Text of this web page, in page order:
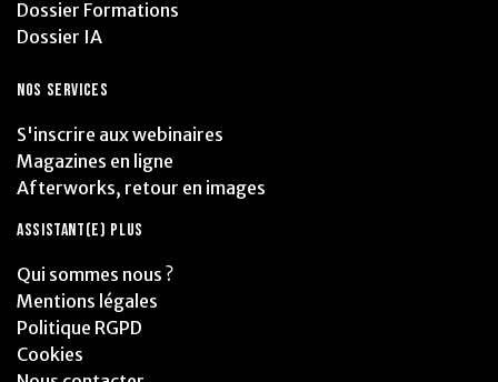
Dossier Formations
Dossier IA
NOS SERVICES
S'inscrire aux webinaires
Magazines en ligne
Afterworks, retour en images
ASSISTANT(E) PLUS
Qui sommes nous ?
Mentions légales
Politique RGPD
Cookies